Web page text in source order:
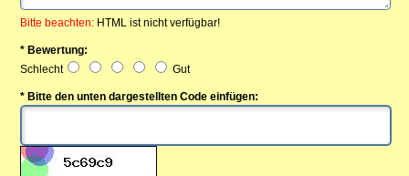
Bitte beachten: HTML ist nicht verfügbar!
* Bewertung:
Schlecht
Gut
* Bitte den unten dargestellten Code einfügen: